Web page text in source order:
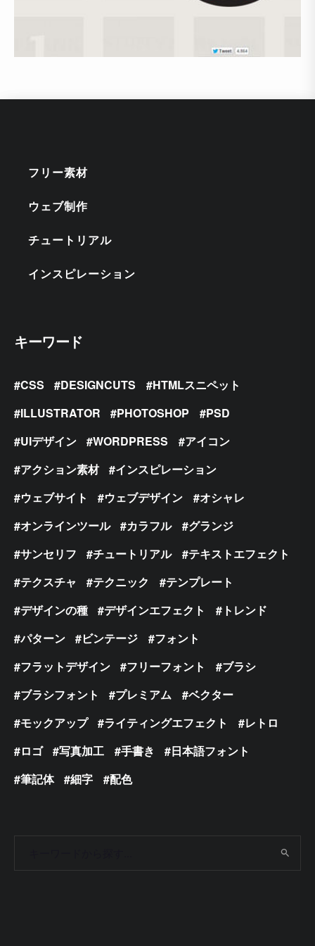
フリー素材
ウェブ制作
チュートリアル
インスピレーション
キーワード
CSS DESIGNCUTS
HTMLスニペット
ILLUSTRATOR
PHOTOSHOP
PSD
UIデザイン
WORDPRESS
アイコン
アクション素材
インスピレーション
ウェブサイト
ウェブデザイン
オシャレ
オンラインツール
カラフル
グランジ
サンセリフ
チュートリアル
テキストエフェクト
テクスチャ
テクニック
テンプレート
デザインの種
デザインエフェクト
トレンド
パターン
ビンテージ
フォント
フラットデザイン
フリーフォント
ブラシ
ブラシフォント
プレミアム
ベクター
モックアップ
ライティングエフェクト
レトロ
ロゴ
写真加工 手書き
日本語フォント
筆記体
細字 配色